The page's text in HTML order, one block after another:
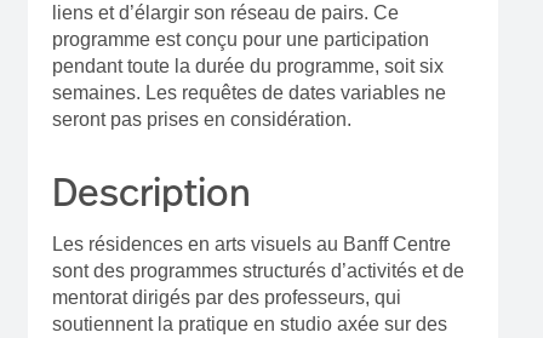
liens et d’élargir son réseau de pairs. Ce
programme est conçu pour une participation
pendant toute la durée du programme, soit six
semaines. Les requêtes de dates variables ne
seront pas prises en considération.
Description
Les résidences en arts visuels au Banff Centre
sont des programmes structurés d’activités et de
mentorat dirigés par des professeurs, qui
soutiennent la pratique en studio axée sur des